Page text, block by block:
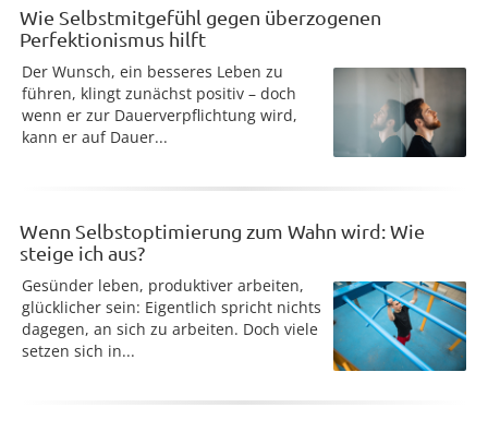
Wie Selbstmitgefühl gegen überzogenen
Perfektionismus hilft
Der Wunsch, ein besseres Leben zu
führen, klingt zunächst positiv – doch
wenn er zur Dauerverpflichtung wird,
kann er auf Dauer...
Wenn Selbstoptimierung zum Wahn wird: Wie
steige ich aus?
Gesünder leben, produktiver arbeiten,
glücklicher sein: Eigentlich spricht nichts
dagegen, an sich zu arbeiten. Doch viele
setzen sich in...